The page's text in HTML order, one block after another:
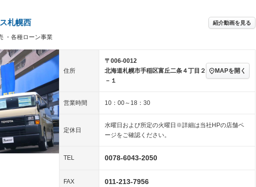
－ 100V電源 センターデフロック
装備略号／用語解説
－ 革シート キーレス
－ HID(キセノンライト)
エアロ スマートキー
－ パワーシート 3列シート － ベンチシート
－ チップアップシート
－ ウォークスルー
－ シートエアコン 全周囲カメラ － サイドカメラ
－ エアサスペンション
札幌西 紹介動画を見る
・各種ローン事業
住所
〒006-0012
北海道札幌市手稲区富丘二条４丁目２
－１
MAPを開く
営業時間 10：00～18：30
定休日
水曜日および所定の火曜日※詳細は当社HPの店舗ペ
ージをご確認ください。
TEL 0078-6043-2050
FAX 011-213-7956